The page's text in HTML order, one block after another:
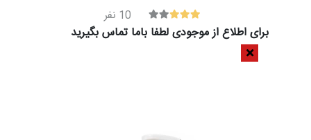
10 نفر
برای اطلاع از موجودی لطفا باما تماس بگیرید